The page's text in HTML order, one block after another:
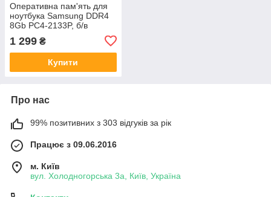
Оперативна пам'ять для
ноутбука Samsung DDR4
8Gb PC4-2133P, б/в
1 299 ₴
Купити
Про нас
99% позитивних з 303 відгуків за рік
Працює з 09.06.2016
м. Київ
вул. Холодногорська 3а, Київ, Україна